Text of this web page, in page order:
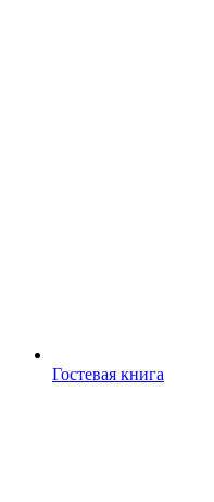
Гостевая книга